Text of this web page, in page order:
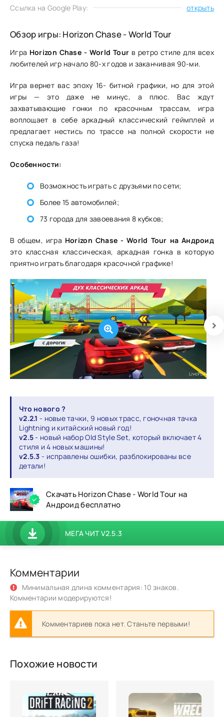
Ссылка на Google Play: открыть
Обзор игры: Horizon Chase - World Tour
Игра Horizon Chase - World Tour в ретро стиле для всех
любителей игр начало 80-х годов и заканчивая 90-ми.
Игра вернет вас эпоху 16- битной графики, но для этой
игры — это даже не минус, а плюс. Вас ждут
захватывающие гонки по красочным трассам, игра
воплощает в себе аркадный классический геймплей и
предлагает нестись по трассе на полной скорости не
спуска педаль газа!
Особенности:
Возможность играть с друзьями по сети;
Более 15 автомобилей;
73 города для завоевания 8 кубков;
В общем, игра Horizon Chase - World Tour на Андроид
это классная классическая, аркадная гонка в которую
приятно играть благодаря красочной графике!
Что нового ?
v2.2.1 - новые тачки, 9 новых трасс, гоночная тачка
Lightning и китайский новый год!
v2.5- новый набор Old Style Set, который включает 4
стиля и 4 новых машины!
v2.5.3 - исправлены ошибки, разблокированы все
детали!
Скачать Horizon Chase - World Tour на
Андроид бесплатно
МЕГА ЧИТ V2.5.3
Комментарии
Минимальная длина комментария: 10 знаков.
Комментарии модерируются!
Комментариев пока нет. Станьте первыми!
Похожие новости